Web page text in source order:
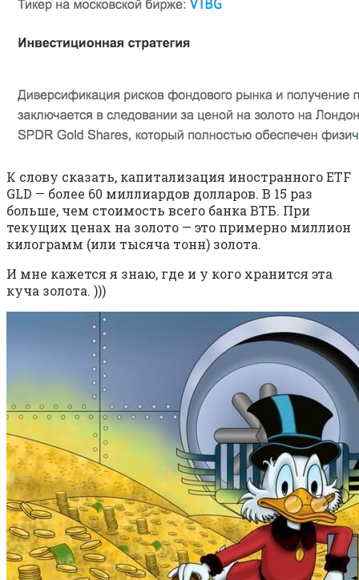
К слову сказать, капитализация иностранного ETF
GLD — более 60 миллиардов долларов. В 15 раз
больше, чем стоимость всего банка ВТБ. При
текущих ценах на золото — это примерно миллион
килограмм (или тысяча тонн) золота.
И мне кажется я знаю, где и у кого хранится эта
куча золота. )))